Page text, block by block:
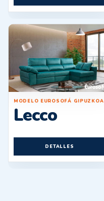
MODELO EUROSOFÁ GIPUZKOA
Lecco
DETALLES